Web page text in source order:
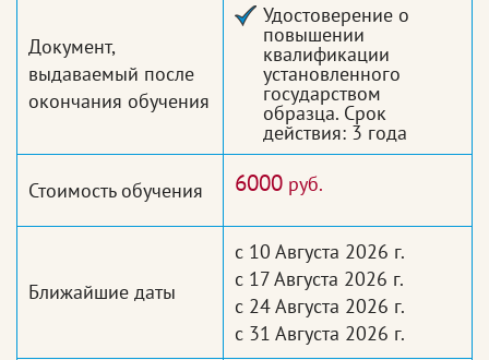
Документ,
выдаваемый после
окончания обучения
Удостоверение о
повышении
квалификации
установленного
государством
образца. Срок
действия: 3 года
Стоимость обучения 6000 руб.
Ближайшие даты
с 10 Августа 2026 г.
с 17 Августа 2026 г.
с 24 Августа 2026 г.
с 31 Августа 2026 г.